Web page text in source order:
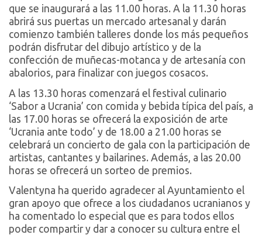
que se inaugurará a las 11.00 horas. A la 11.30 horas
abrirá sus puertas un mercado artesanal y darán
comienzo también talleres donde los más pequeños
podrán disfrutar del dibujo artístico y de la
confección de muñecas-motanca y de artesanía con
abalorios, para finalizar con juegos cosacos.
A las 13.30 horas comenzará el festival culinario
‘Sabor a Ucrania’ con comida y bebida típica del país, a
las 17.00 horas se ofrecerá la exposición de arte
‘Ucrania ante todo’ y de 18.00 a 21.00 horas se
celebrará un concierto de gala con la participación de
artistas, cantantes y bailarines. Además, a las 20.00
horas se ofrecerá un sorteo de premios.
Valentyna ha querido agradecer al Ayuntamiento el
gran apoyo que ofrece a los ciudadanos ucranianos y
ha comentado lo especial que es para todos ellos
poder compartir y dar a conocer su cultura entre el